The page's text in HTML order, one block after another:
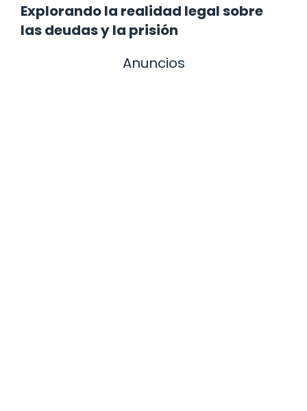
Explorando la realidad legal sobre
las deudas y la prisión
Anuncios